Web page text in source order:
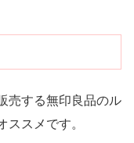
売する無印良品のル
ススメです。